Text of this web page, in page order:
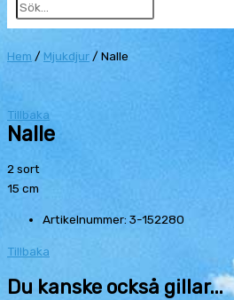
Hem / Mjukdjur / Nalle
Tillbaka
Nalle
2 sort
15 cm
Artikelnummer: 3-152280
Tillbaka
Du kanske också gillar...